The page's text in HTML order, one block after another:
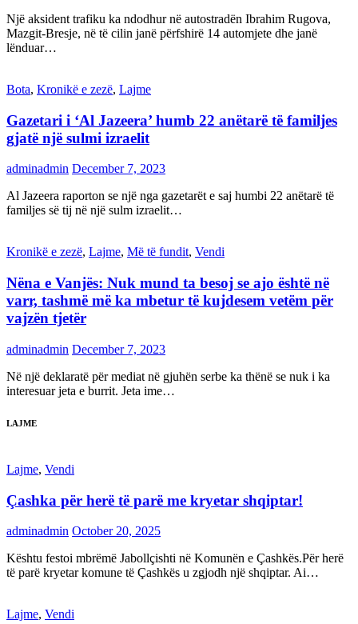
Një aksident trafiku ka ndodhur në autostradën Ibrahim Rugova,
Mazgit-Bresje, në të cilin janë përfshirë 14 automjete dhe janë
lënduar…
Bota, Kronikë e zezë, Lajme
Gazetari i ‘Al Jazeera’ humb 22 anëtarë të familjes
gjatë një sulmi izraelit
adminadmin December 7, 2023
Al Jazeera raporton se një nga gazetarët e saj humbi 22 anëtarë të
familjes së tij në një sulm izraelit…
Kronikë e zezë, Lajme, Më të fundit, Vendi
Nëna e Vanjës: Nuk mund ta besoj se ajo është në
varr, tashmë më ka mbetur të kujdesem vetëm për
vajzën tjetër
adminadmin December 7, 2023
Në një deklaratë për mediat në gjuhën serbe ka thënë se nuk i ka
interesuar jeta e burrit. Jeta ime…
LAJME
Lajme, Vendi
Çashka për herë të parë me kryetar shqiptar!
adminadmin October 20, 2025
Kështu festoi mbrëmë Jabollçishti në Komunën e Çashkës.Për herë
të parë kryetar komune të Çashkës u zgjodh një shqiptar. Ai…
Lajme, Vendi